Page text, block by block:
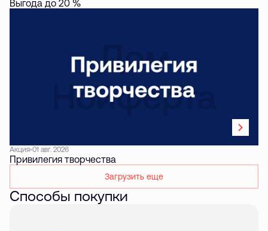
Выгода до 20 %
Акция 01 авг. 2026
Привилегия творчества
Загрузить еще
Способы покупки